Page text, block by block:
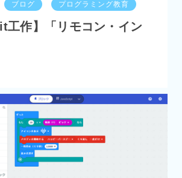
ブログ プログラミング教育
工作】「リモコン・イン